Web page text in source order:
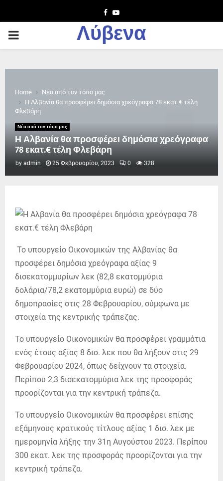
Facebook
Youtube
PRIMARY
Λύβενα
Home
Νέα από τον τόπο μας
Η Αλβανία θα προσφέρει δημόσια χρεόγραφα 78 εκατ.€ τέλη
Φλεβάρη
Νέα από τον τόπο μας
Η Αλβανία θα προσφέρει δημόσια χρεόγραφα
78 εκατ.€ τέλη Φλεβάρη
by admin 25 Φεβρουαρίου, 2023 0 328
Το υπουργείο Οικονομικών της Αλβανίας θα
προσφέρει δημόσια χρεόγραφα αξίας 9
δισεκατομμυρίων λεκ (82,8 εκατομμύρια
δολάρια/78,2 εκατομμύρια ευρώ) σε δύο
δημοπρασίες στις 28 Φεβρουαρίου, σύμφωνα με
στοιχεία της κεντρικής τράπεζας.
Το υπουργείο Οικονομικών θα προσφέρει γραμμάτια
ενός έτους αξίας 8 δισ. λεκ που θα λήξουν στις 29
Φεβρουαρίου 2024, όπως δείχνουν τα στοιχεία.
Περίπου 2,3 δισεκατομμύρια λεκ της προσφοράς
προορίζονται για την κεντρική τράπεζα.
Το υπουργείο Οικονομικών θα προσφέρει επίσης
εξάμηνους κρατικούς τίτλους αξίας 1 δισ. λεκ με
ημερομηνία λήξης την 31η Αυγούστου 2023. Περίπου
300 εκατ. λεκ της προσφοράς προορίζονται για την
κεντρική τράπεζα.